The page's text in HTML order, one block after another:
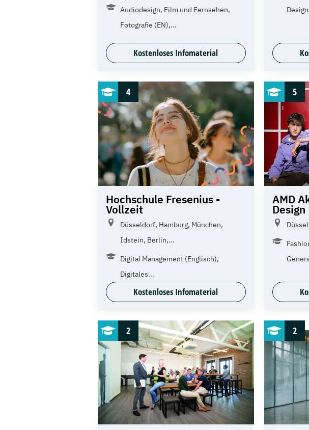
Audiodesign, Film und Fernsehen,
Fotografie (EN),...
Kostenloses Infomaterial
4
Hochschule Fresenius -
Vollzeit
Düsseldorf, Hamburg, München,
Idstein, Berlin,...
Digital Management (Englisch),
Digitales...
Kostenloses Infomaterial
5
AMD
Design
2 2